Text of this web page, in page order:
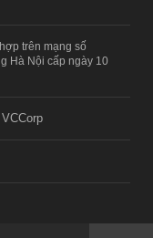
trên mạng số
Hà Nội cấp ngày 10